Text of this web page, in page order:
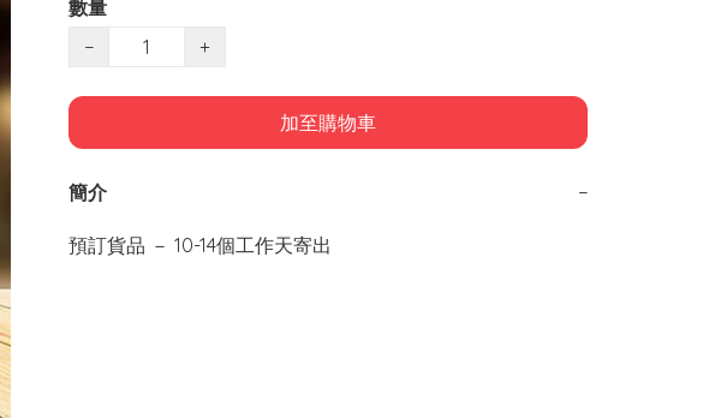
數量
−
+
加至購物車
簡介 −
預訂貨品 － 10-14個工作天寄出